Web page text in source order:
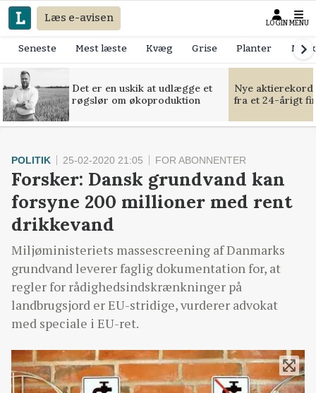
Læs e-avisen LOGIN MENU
Seneste Mest læste Kvæg Grise Planter
Det er en uskik at udlægge et
røgslør om økoproduktion
Nye
fra et 24-årigt
POLITIK 25-02-2020 21:05 FOR ABONNENTER
Forsker: Dansk grundvand kan
forsyne 200 millioner med rent
drikkevand
Miljøministeriets massescreening af Danmarks
grundvand leverer faglig dokumentation for, at
regler for rådighedsindskrænkninger på
landbrugsjord er EU-stridige, vurderer advokat
med speciale i EU-ret.